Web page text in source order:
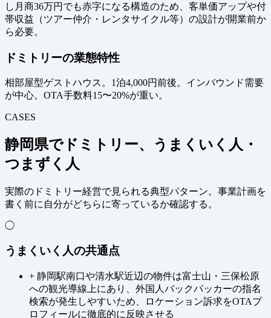
し月商36万円でも赤字になる構造のため、客単価アップや付
帯収益（ツアー仲介・レンタサイクル等）の設計が開業前か
ら必要。
ドミトリーの業態特性
相部屋型ゲストハウス。1泊4,000円前後。インバウンド需要
が中心。OTA手数料15〜20%が重い。
CASES
静岡県でドミトリー、うまくいく人・
つまずく人
実際のドミトリー経営で見られる典型パターン。事業計画を
書く前に自分がどちらに寄っているか確認する。
◯
うまくいく人の共通点
+ 静岡駅南口や清水駅近辺の物件は富士山・三保松原
への観光導線上にあり、外国人バックパッカーの指名
検索が発生しやすいため、ロケーション訴求をOTAプ
ロフィールに徹底的に反映させる